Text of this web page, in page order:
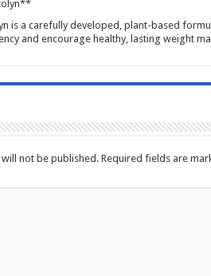
is a carefully developed, plant-based
and encourage healthy, lasting weight
not be published. Required fields are